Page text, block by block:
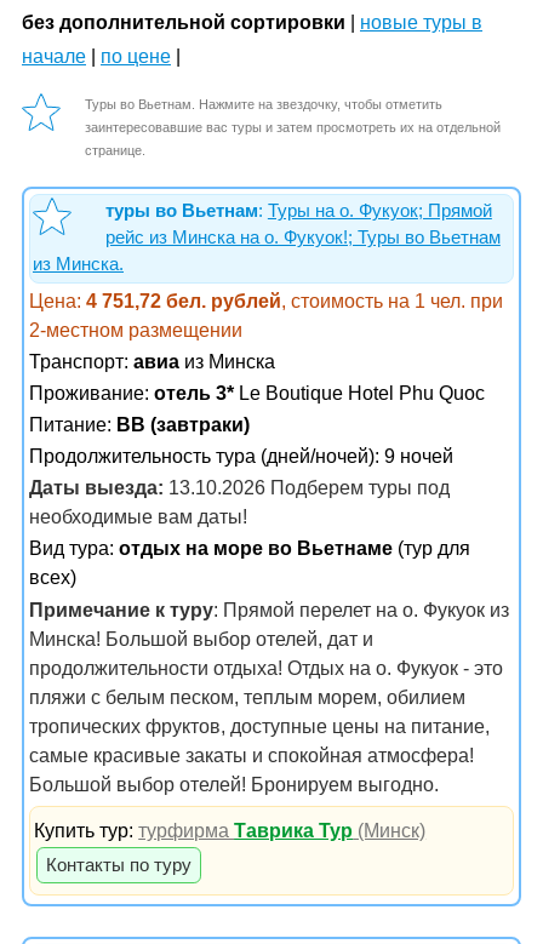
без дополнительной сортировки
новые туры в
начале
по цене
Туры во Вьетнам. Нажмите на звездочку, чтобы отметить
заинтересовавшие вас туры и затем просмотреть их на отдельной
странице.
туры во Вьетнам: Туры на о. Фукуок; Прямой
рейс из Минска на о. Фукуок!; Туры во Вьетнам
из Минска.
Цена: 4 751,72 бел. рублей, стоимость на 1 чел. при
2-местном размещении
Транспорт: авиа из Минска
Проживание: отель 3* Le Boutique Hotel Phu Quoc
Питание: BB (завтраки)
Продолжительность тура (дней/ночей): 9 ночей
Даты выезда: 13.10.2026 Подберем туры под
необходимые вам даты!
Вид тура: отдых на море во Вьетнаме (тур для
всех)
Примечание к туру: Прямой перелет на о. Фукуок из
Минска! Большой выбор отелей, дат и
продолжительности отдыха! Отдых на о. Фукуок - это
пляжи с белым песком, теплым морем, обилием
тропических фруктов, доступные цены на питание,
самые красивые закаты и спокойная атмосфера!
Большой выбор отелей! Бронируем выгодно.
Купить тур:турфирмаТаврика Тур (Минск)
Контакты по туру